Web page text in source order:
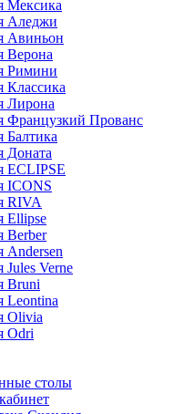
Мексика
Аледжи
Авиньон
Верона
Римини
Классика
Лирона
Французкий Прованс
Балтика
Доната
ECLIPSE
ICONS
RIVA
Ellipse
Berber
Andersen
Jules Verne
Bruni
Leontina
Olivia
Odri
столы